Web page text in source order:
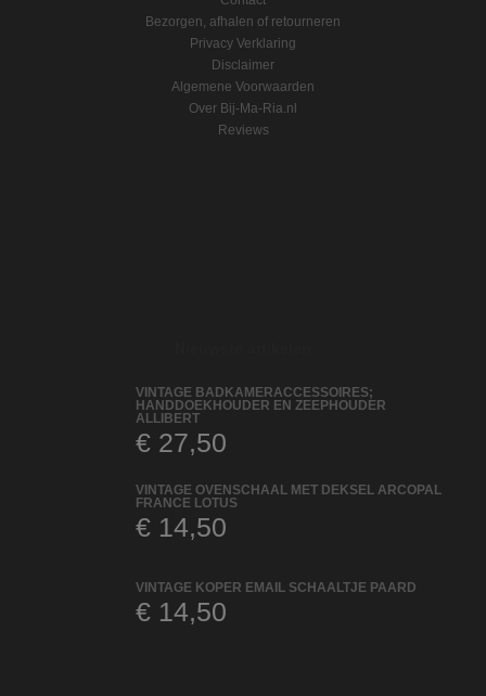
Bezorgen, afhalen of retourneren
Privacy Verklaring
Disclaimer
Algemene Voorwaarden
Over Bij-Ma-Ria.nl
Reviews
VINTAGE BADKAMERACCESSOIRES;
HANDDOEKHOUDER EN ZEEPHOUDER
ALLIBERT
€ 27,50
VINTAGE OVENSCHAAL MET DEKSEL ARCOPAL
FRANCE LOTUS
€ 14,50
VINTAGE KOPER EMAIL SCHAALTJE PAARD
€ 14,50